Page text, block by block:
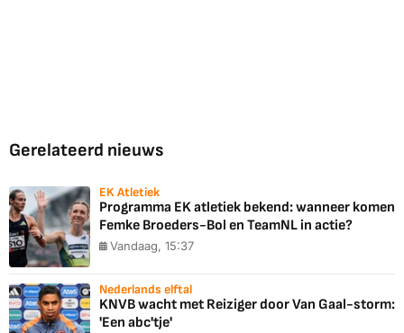
Gerelateerd nieuws
EK Atletiek
Programma EK atletiek bekend: wanneer komen
Femke Broeders-Bol en TeamNL in actie?
Vandaag, 15:37
Nederlands elftal
KNVB wacht met Reiziger door Van Gaal-storm:
'Een abc'tje'